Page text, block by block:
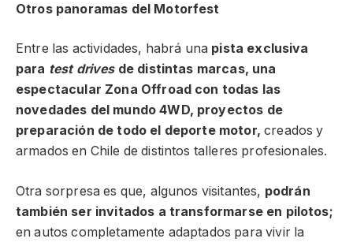
Otros panoramas del Motorfest
Entre las actividades, habrá una pista exclusiva
para test drivesde distintas marcas, una
espectacular Zona Offroad con todas las
novedades del mundo 4WD, proyectos de
preparación de todo el deporte motor,creados y
armados en Chile de distintos talleres profesionales.
Otra sorpresa es que, algunos visitantes, podrán
también ser invitados a transformarse en pilotos;
en autos completamente adaptados para vivir la